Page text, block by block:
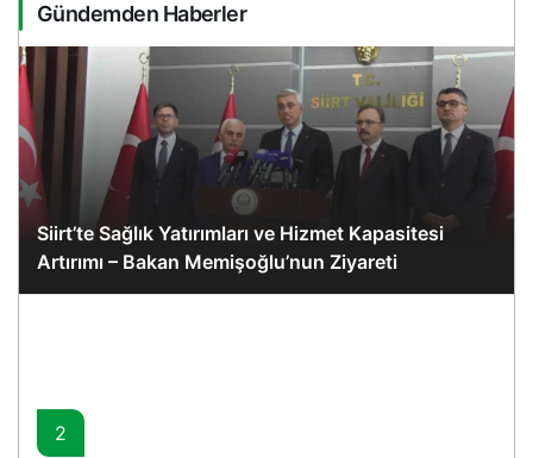
Gündemden Haberler
Siirt’te Sağlık Yatırımları ve Hizmet Kapasitesi
Artırımı – Bakan Memişoğlu’nun Ziyareti
2